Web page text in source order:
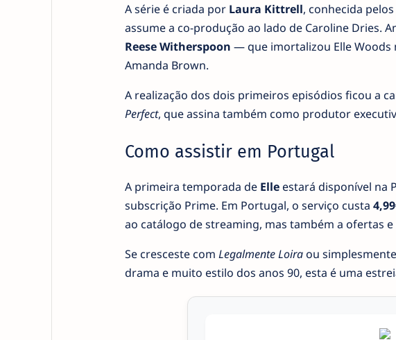
A série é criada por Laura Kittrell, conhecida
assume a co-produção ao lado de Caroline Dries.
Reese Witherspoon — que imortalizou Elle Woods
Amanda Brown.
A realização dos dois primeiros episódios ficou a
Perfect, que assina também como produtor
Como assistir em Portugal
A primeira temporada de Elleestará disponível na
subscrição Prime. Em Portugal, o serviço custa
ao catálogo de streaming, mas também a ofertas
Se cresceste com Legalmente Loiraou
drama e muito estilo dos anos 90, esta é uma